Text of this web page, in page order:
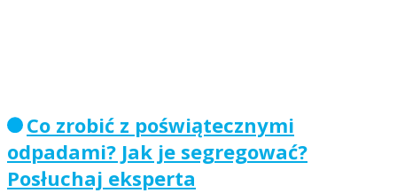
Co zrobić z poświątecznymi
odpadami? Jak je segregować?
Posłuchaj eksperta